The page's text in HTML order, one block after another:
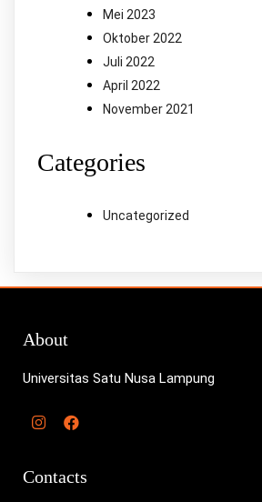
Mei 2023
Oktober 2022
Juli 2022
April 2022
November 2021
Categories
Uncategorized
About
Universitas Satu Nusa Lampung
Contacts